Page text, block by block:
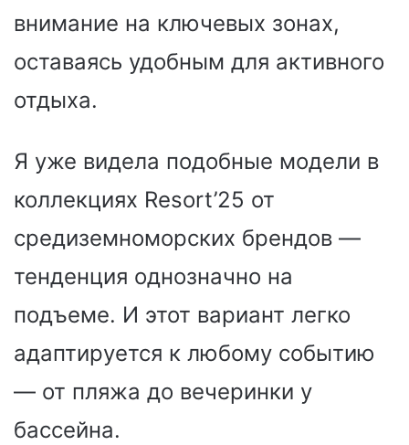
внимание на ключевых зонах,
оставаясь удобным для активного
отдыха.
Я уже видела подобные модели в
коллекциях Resort’25 от
средиземноморских брендов —
тенденция однозначно на
подъеме. И этот вариант легко
адаптируется к любому событию
— от пляжа до вечеринки у
бассейна.